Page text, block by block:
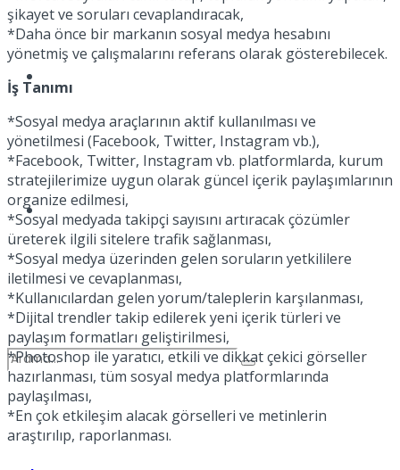
Podcast
şikayet ve soruları cevaplandıracak,
*Daha önce bir markanın sosyal medya hesabını
yönetmiş ve çalışmalarını referans olarak gösterebilecek.
İş Tanımı
*Sosyal medya araçlarının aktif kullanılması ve
yönetilmesi (Facebook, Twitter, Instagram vb.),
*Facebook, Twitter, Instagram vb. platformlarda, kurum
stratejilerimize uygun olarak güncel içerik paylaşımlarının
organize edilmesi,
*Sosyal medyada takipçi sayısını artıracak çözümler
üreterek ilgili sitelere trafik sağlanması,
*Sosyal medya üzerinden gelen soruların yetkililere
iletilmesi ve cevaplanması,
*Kullanıcılardan gelen yorum/taleplerin karşılanması,
*Dijital trendler takip edilerek yeni içerik türleri ve
paylaşım formatları geliştirilmesi,
*Photoshop ile yaratıcı, etkili ve dikkat çekici görseller
hazırlanması, tüm sosyal medya platformlarında
paylaşılması,
*En çok etkileşim alacak görselleri ve metinlerin
araştırılıp, raporlanması.